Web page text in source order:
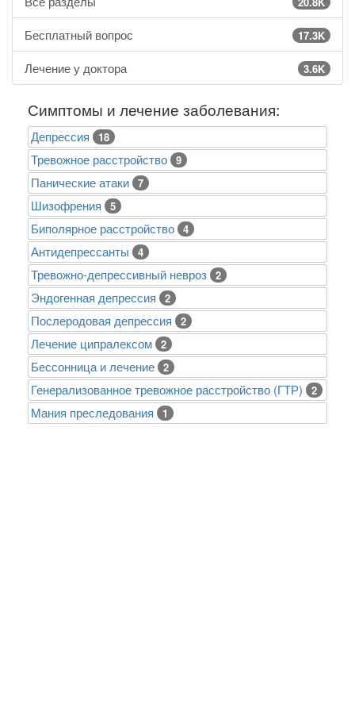
Бесплатный вопрос 17.3K
Лечение у доктора 3.6K
Симптомы и лечение заболевания:
Депрессия 18
Тревожное расстройство 9
Панические атаки 7
Шизофрения 5
Биполярное расстройство 4
Антидепрессанты 4
Тревожно-депрессивный невроз 2
Эндогенная депрессия 2
Послеродовая депрессия 2
Лечение ципралексом 2
Бессонница и лечение 2
Генерализованное тревожное расстройство (ГТР) 2
Mания преследования 1